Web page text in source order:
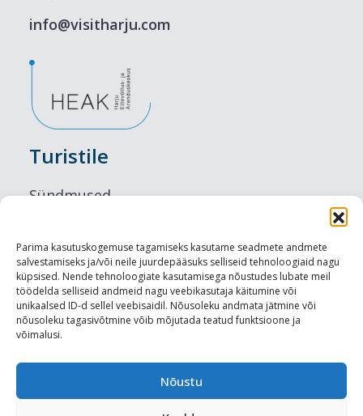
Parima kasutuskogemuse tagamiseks kasutame seadmete andmete
salvestamiseks ja/või neile juurdepääsuks selliseid tehnoloogiaid nagu
küpsised. Nende tehnoloogiate kasutamisega nõustudes lubate meil
töödelda selliseid andmeid nagu veebikasutaja käitumine või
unikaalsed ID-d sellel veebisaidil. Nõusoleku andmata jätmine või
nõusoleku tagasivõtmine võib mõjutada teatud funktsioone ja
võimalusi.
Nõustu
info@visitharju.com
Turistile
Sündmused
Maitseelamused
Vaatamisväärsused
Visit Tallinn
Turismiprofessionaalile